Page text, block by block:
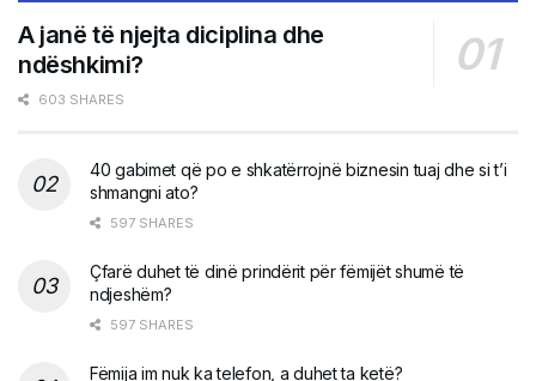
A janë të njejta diciplina dhe
ndëshkimi?
603 SHARES
40 gabimet që po e shkatërrojnë biznesin tuaj dhe si t’i
shmangni ato?
597 SHARES
Çfarë duhet të dinë prindërit për fëmijët shumë të
ndjeshëm?
597 SHARES
Fëmija im nuk ka telefon, a duhet ta ketë?